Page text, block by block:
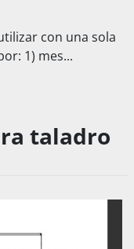
con una sola
1) mes...
taladro